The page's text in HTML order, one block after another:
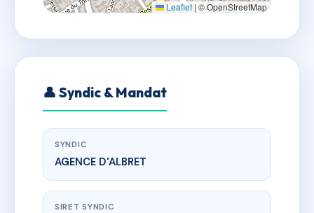
Leaflet | © OpenStreetMap
👤 Syndic & Mandat
SYNDIC
AGENCE D'ALBRET
SIRET SYNDIC